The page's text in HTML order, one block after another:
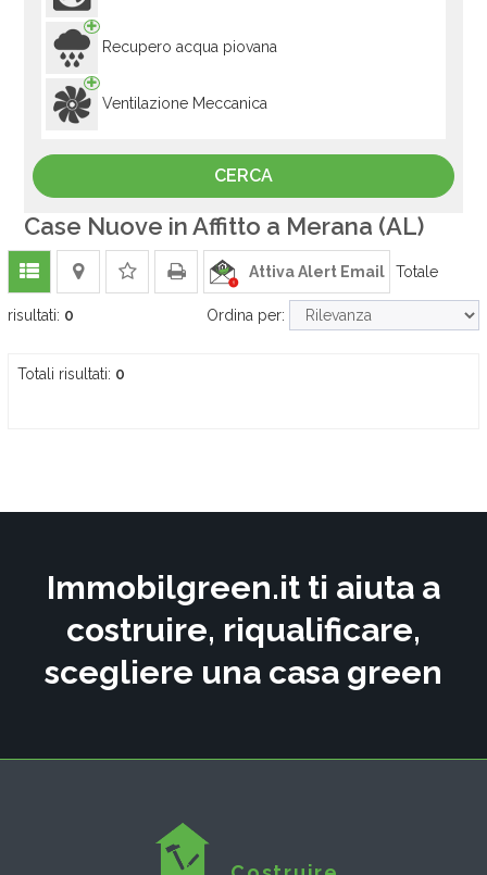
Recupero acqua piovana
Ventilazione Meccanica
Case Nuove in Affitto a Merana (AL)
Attiva Alert Email Totale
risultati: 0 Ordina per:
Totali risultati: 0
Immobilgreen.it ti aiuta a
costruire, riqualificare,
scegliere una casa green